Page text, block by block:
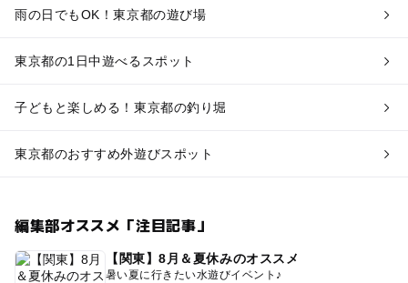
雨の日でもOK！東京都の遊び場
東京都の1日中遊べるスポット
子どもと楽しめる！東京都の釣り堀
東京都のおすすめ外遊びスポット
編集部オススメ「注目記事」
【関東】8月＆夏休みのオススメ
暑い夏に行きたい水遊びイベント♪